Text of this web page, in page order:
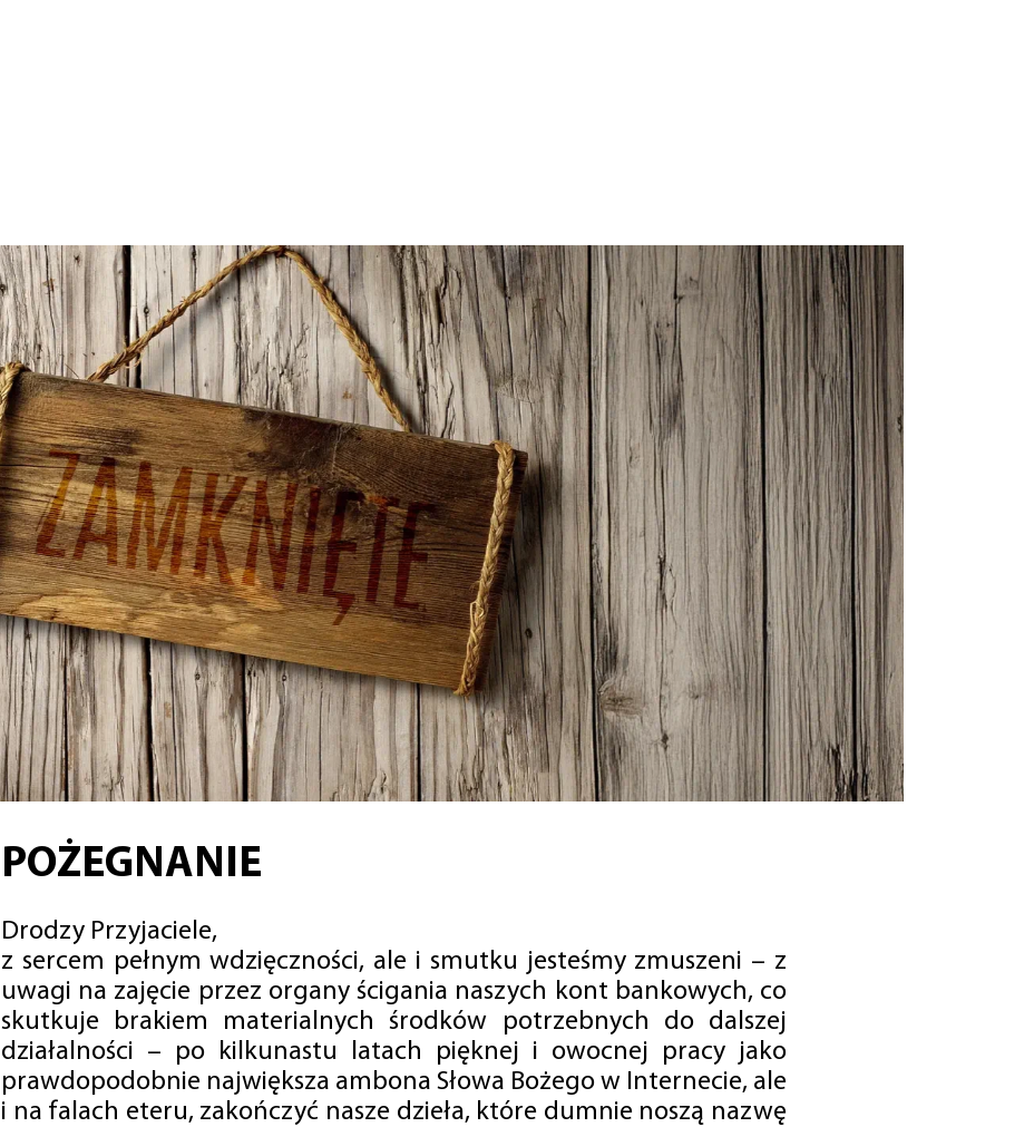
POŻEGNANIE
Drodzy Przyjaciele,
z sercem pełnym wdzięczności, ale i smutku jesteśmy zmuszeni – z
uwagi na zajęcie przez organy ścigania naszych kont bankowych, co
skutkuje brakiem materialnych środków potrzebnych do dalszej
działalności – po kilkunastu latach pięknej i owocnej pracy jako
prawdopodobnie największa ambona Słowa Bożego w Internecie, ale
i na falach eteru, zakończyć nasze dzieła, które dumnie noszą nazwę